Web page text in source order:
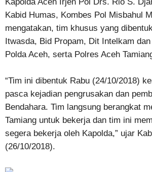
Kabid Humas, Kombes Pol Misbahul
mengatakan, tim khusus yang
Itwasda, Bid Propam, Dit Intelkam
Polda Aceh, serta Polres Aceh
“Tim ini dibentuk Rabu (24/10/2018)
pasca kejadian pengrusakan dan
Bendahara. Tim langsung berangkat
Tamiang untuk bekerja dan tim ini
segera bekerja oleh Kapolda,” ujar
(26/10/2018).